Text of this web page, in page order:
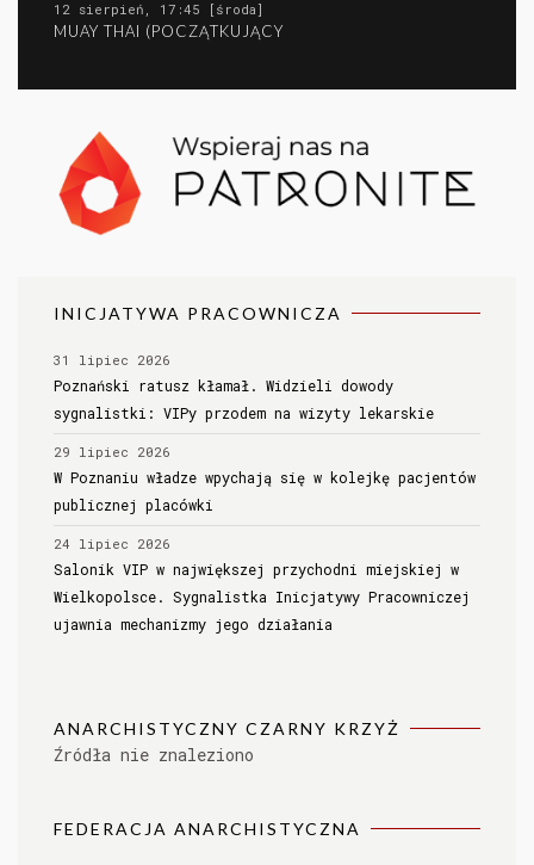
12 sierpień, 17:45 [środa]
MUAY THAI (POCZĄTKUJĄCY
INICJATYWA PRACOWNICZA
31 lipiec 2026
Poznański ratusz kłamał. Widzieli dowody
sygnalistki: VIPy przodem na wizyty lekarskie
29 lipiec 2026
W Poznaniu władze wpychają się w kolejkę pacjentów
publicznej placówki
24 lipiec 2026
Salonik VIP w największej przychodni miejskiej w
Wielkopolsce. Sygnalistka Inicjatywy Pracowniczej
ujawnia mechanizmy jego działania
ANARCHISTYCZNY CZARNY KRZYŻ
Źródła nie znaleziono
FEDERACJA ANARCHISTYCZNA